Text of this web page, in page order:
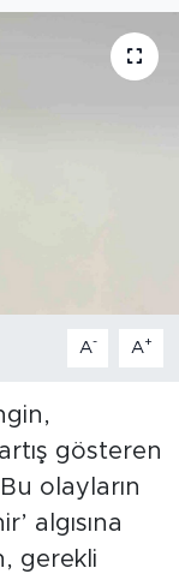
A- A+
gösteren
olayların
algısına
gerekli